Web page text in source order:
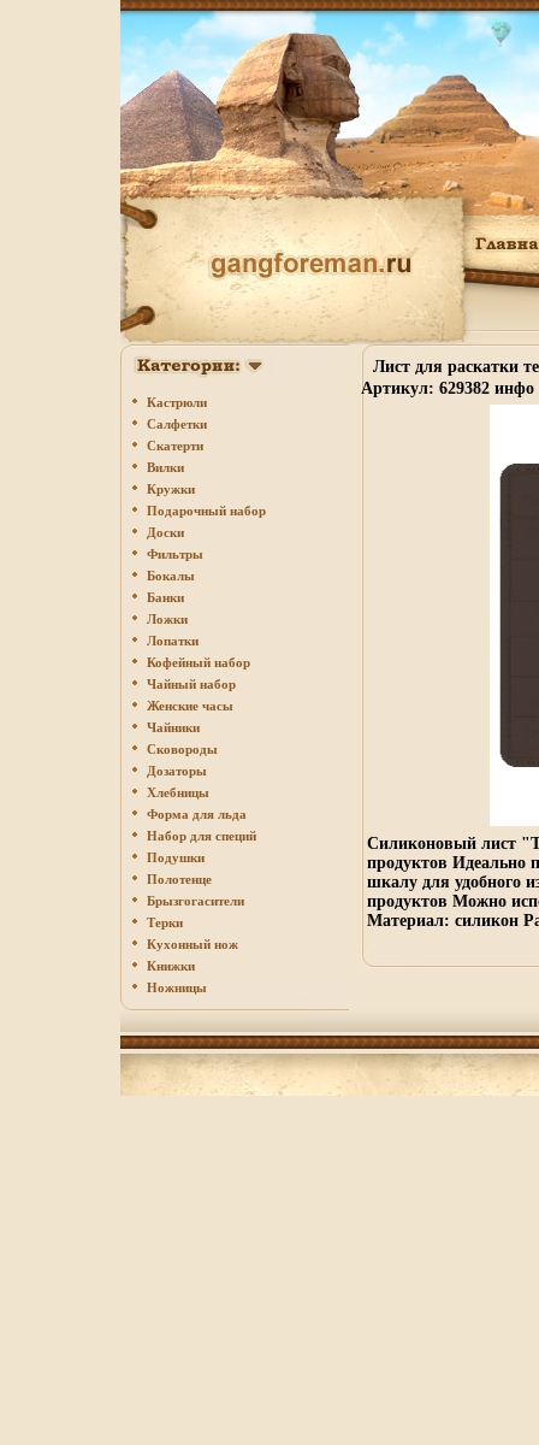
Кастрюли
Салфетки
Скатерти
Вилки
Кружки
Подарочный набор
Доски
Фильтры
Бокалы
Банки
Ложки
Лопатки
Кофейный набор
Чайный набор
Женские часы
Чайники
Сковороды
Дозаторы
Хлебницы
Форма для льда
Набор для специй
Подушки
Полотенце
Брызгогасители
Терки
Кухонный нож
Книжки
Ножницы
Лист для раскатки
Артикул: 629382 инфо
Силиконовый лист
продуктов Идеально
шкалу для удобного
продуктов Можно
Материал: силикон